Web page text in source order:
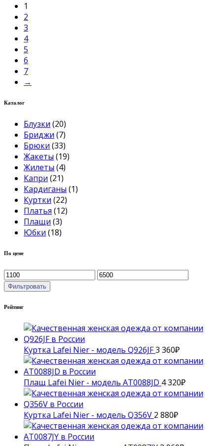
1
2
3
4
5
6
7
→
Каталог
Блузки (20)
Бриджи (7)
Брюки (33)
Жакеты (19)
Жилеты (4)
Капри (21)
Кардиганы (1)
Куртки (22)
Платья (12)
Плащи (3)
Юбки (18)
По цене
Фильтровать
Рейтинг
Куртка Lafei Nier - модель Q926JF3 360₽
Плащ Lafei Nier - модель AT0088JD 4 320₽
Куртка Lafei Nier - модель Q356V 2 880₽